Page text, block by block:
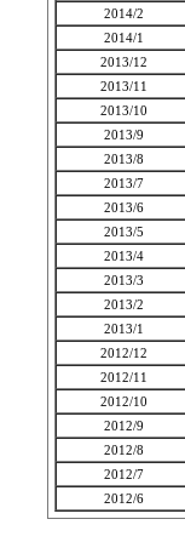
2014/2
2014/1
2013/12
2013/11
2013/10
2013/9
2013/8
2013/7
2013/6
2013/5
2013/4
2013/3
2013/2
2013/1
2012/12
2012/11
2012/10
2012/9
2012/8
2012/7
2012/6